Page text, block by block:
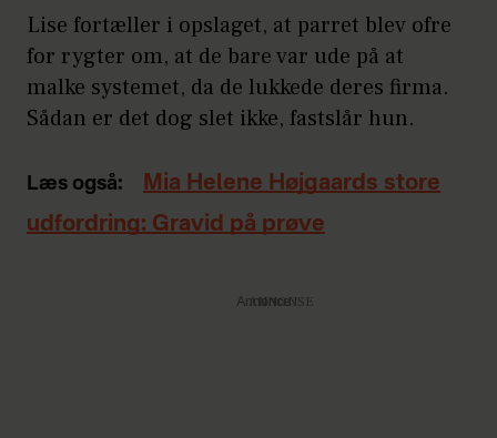
Lise fortæller i opslaget, at parret blev ofre
for rygter om, at de bare var ude på at
malke systemet, da de lukkede deres firma.
Sådan er det dog slet ikke, fastslår hun.
Læs også:
Mia Helene Højgaards store
udfordring: Gravid på prøve
Annonce